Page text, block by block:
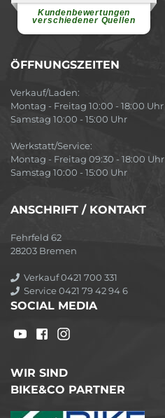
Kundenbewertungen
verschiedener Quellen
ÖFFNUNGSZEITEN
Verkauf/Laden:
Montag - Freitag 10:00 - 18:00 Uhr
Samstag 10:00 - 15:00 Uhr
Werkstatt/Service:
Montag - Freitag 09:30 - 18:00 Uhr
Samstag 10:00 - 15:00 Uhr
ANSCHRIFT / KONTAKT
Fehrfeld 62
28203 Bremen
Verkauf 0421 700 331
Service 0421 79 42 94 6
SOCIAL MEDIA
WIR SIND
BIKE&CO PARTNER